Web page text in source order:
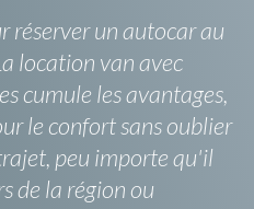
réserver un autocar au
location van avec
cumule les avantages,
le confort sans oublier
peu importe qu'il
de la région ou